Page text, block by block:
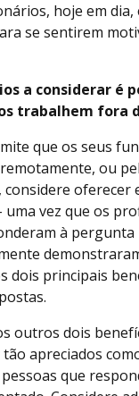
hoje em dia,
se sentirem
a considerar é
trabalhem fora
que os seus
ou
considere oferecer
vez que os
à pergunta
dois principais
outros dois
apreciados
que